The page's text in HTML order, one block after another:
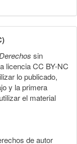
sin
licencia CC BY-NC
lo publicado,
y la primera
el material
de autor